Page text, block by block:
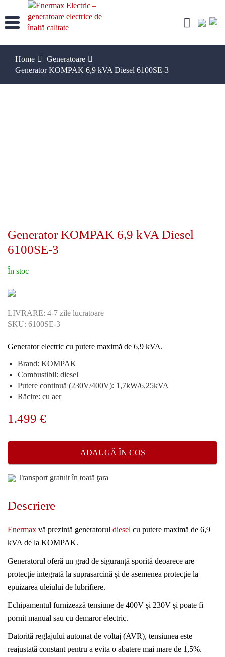
to
content
Home
Generatoare
Generator KOMPAK 6,9 kVA Diesel 6100SE-3
Generator KOMPAK 6,9 kVA Diesel
6100SE-3
În stoc
LIVRARE: 4-7 zile lucratoare
SKU: 6100SE-3
Generator electric cu putere maximă de 6,9 kVA.
Brand: KOMPAK
Combustibil: diesel
Putere continuă (230V/400V): 1,7kW/6,25kVA
Răcire: cu aer
1.499 €
ADAUGĂ ÎN COȘ
Transport gratuit în toată ţara
Descriere
Enermax vă prezintă generatorul diesel cu putere maximă de 6,9
kVA de la KOMPAK.
Generatorul oferă un grad de siguranță sporită deoarece are
protecție integrată la suprasarcină și de asemenea protecție la
epuizarea uleiului de lubrifiere.
Echipamentul furnizează tensiune de 400V și 230V și poate fi
pornit manual sau cu demaror electric.
Datorită reglajului automat de voltaj (AVR), tensiunea este
reajustată constant pentru a evita o abatere mai mare de 1,5%.